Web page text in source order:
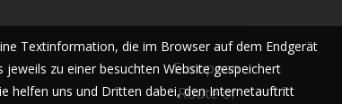
European
Route of
Textinformation, die im Browser auf dem Endgerät
jeweils zu einer besuchten Website gespeichert
helfen uns und Dritten dabei, den Internetauftritt